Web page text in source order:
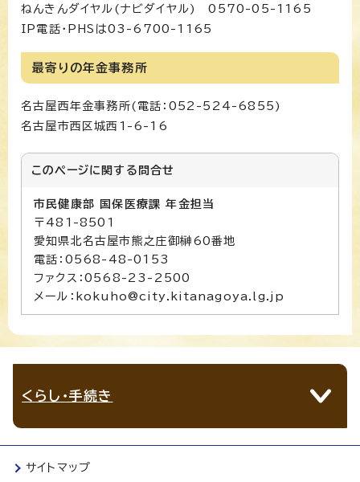
ねんきんダイヤル(ナビダイヤル) 0570-05-1165
IP電話・PHSは03-6700-1165
最寄りの年金事務所
名古屋西年金事務所(電話：052-524-6855)
名古屋市西区城西1-6-16
このページに関する 問合せ
市民健康部 国保医療課 年金担当
〒481-8501
愛知県北名古屋市熊之庄御榊60番地
電話：0568-48-0153
ファクス：0568-23-2500
メール：kokuho@city.kitanagoya.lg.jp
くらし・手続き
サイトマップ